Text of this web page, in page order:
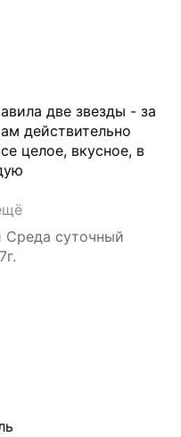
две звезды - за
действительно
целое, вкусное, в
суточный